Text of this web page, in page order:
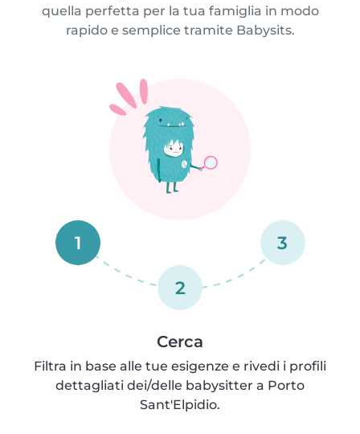
quella perfetta per la tua famiglia in modo
rapido e semplice tramite Babysits.
1
2
3
Cerca
Filtra in base alle tue esigenze e rivedi i profili
dettagliati dei/delle babysitter a Porto
Sant'Elpidio.